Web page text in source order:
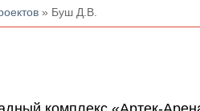
» Буш Д.В.